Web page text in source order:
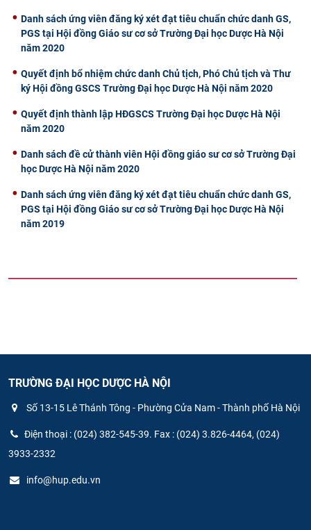
Danh sách ứng viên đăng ký xét đạt tiêu chuẩn chức danh GS,
PGS tại Hội đồng Giáo sư cơ sở Trường Đại học Dược Hà Nội
năm 2020
Quyết định bổ nhiệm chức danh Chủ tịch, Phó Chủ tịch và Thư
ký Hội đồng GSCS Trường Đại học Dược Hà Nội năm 2020
Quyết định thành lập HĐGSCS Trường Đại học Dược Hà Nội
năm 2020
Danh sách đề cử thành viên Hội đồng giáo sư cơ sở Trường Đại
học Dược Hà Nội năm 2020
Danh sách ứng viên đăng ký xét đạt tiêu chuẩn chức danh GS,
PGS tại Hội đồng Giáo sư cơ sở Trường Đại học Dược Hà Nội
năm 2019
TRƯỜNG ĐẠI HỌC DƯỢC HÀ NỘI
Số 13-15 Lê Thánh Tông - Phường Cửa Nam - Thành phố Hà Nội
Điện thoại : (024) 382-545-39. Fax : (024) 3.826-4464, (024)
3933-2332
info@hup.edu.vn